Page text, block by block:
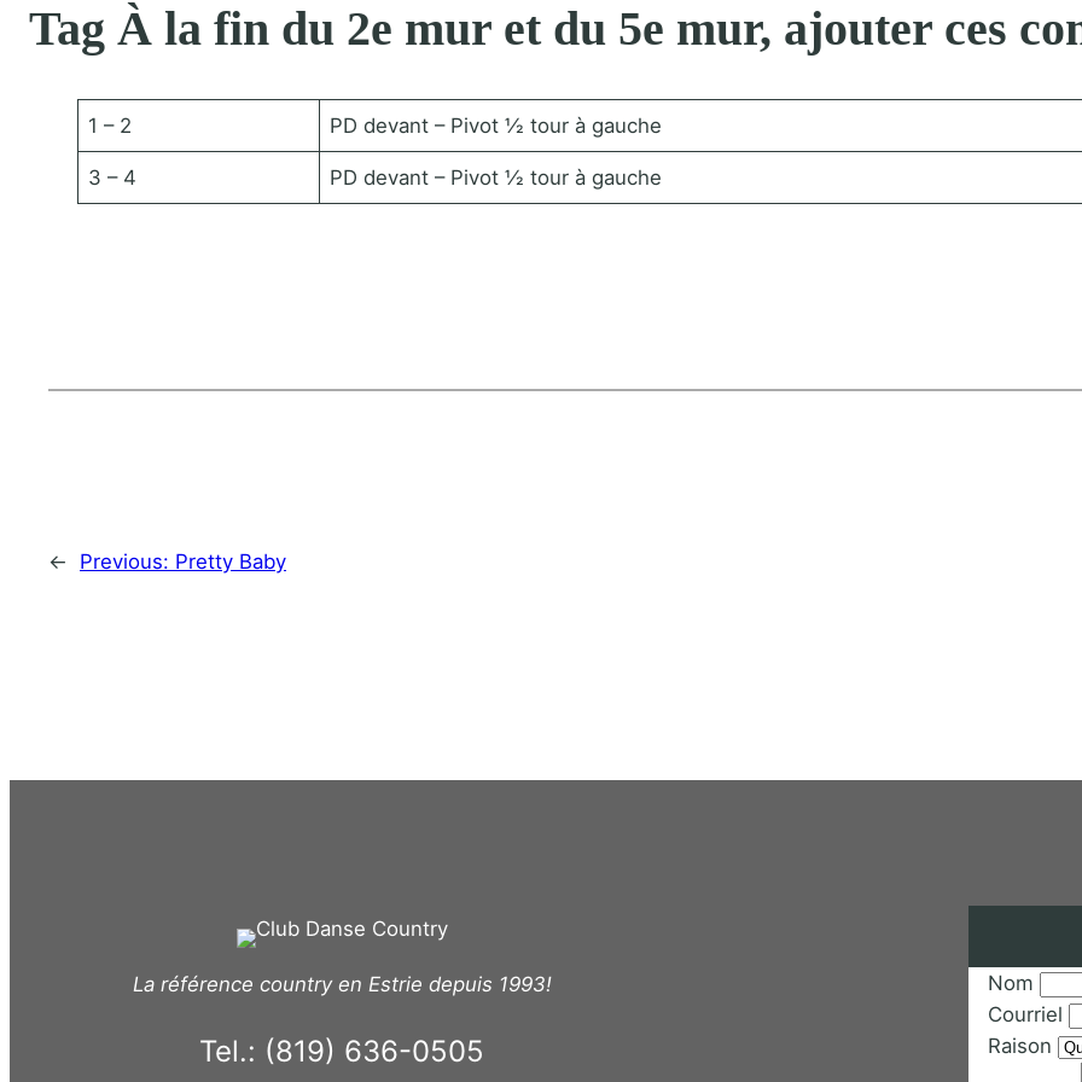
Tag À la fin du 2e mur et du 5e mur, ajouter ces
1 – 2 PD devant – Pivot ½ tour à gauche
3 – 4 PD devant – Pivot ½ tour à gauche
← Previous: Pretty Baby
La référence country en Estrie depuis 1993!
Tel.: (819) 636-0505
Nom
Courriel
Raison